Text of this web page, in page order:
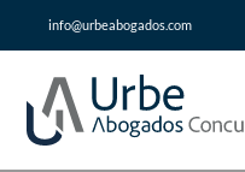
info@urbeabogados.com